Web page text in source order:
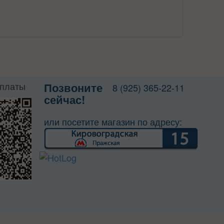
Позвоните
сейчас!
8 (925) 365-22-11
или посетите магазин по адресу: